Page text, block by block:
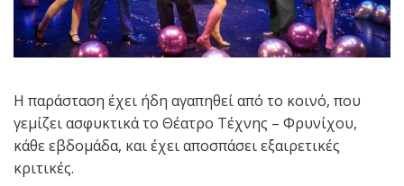
Η παράσταση έχει ήδη αγαπηθεί από το κοινό, που
γεμίζει ασφυκτικά το Θέατρο Τέχνης – Φρυνίχου,
κάθε εβδομάδα, και έχει αποσπάσει εξαιρετικές
κριτικές.